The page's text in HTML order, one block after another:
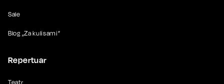
Sale
Blog „Za kulisami”
Repertuar
Teatr